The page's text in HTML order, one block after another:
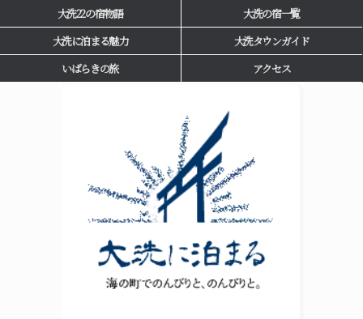
大洗22の宿物語
大洗の宿一覧
大洗に泊まる魅力
大洗タウンガイド
いばらきの旅
アクセス